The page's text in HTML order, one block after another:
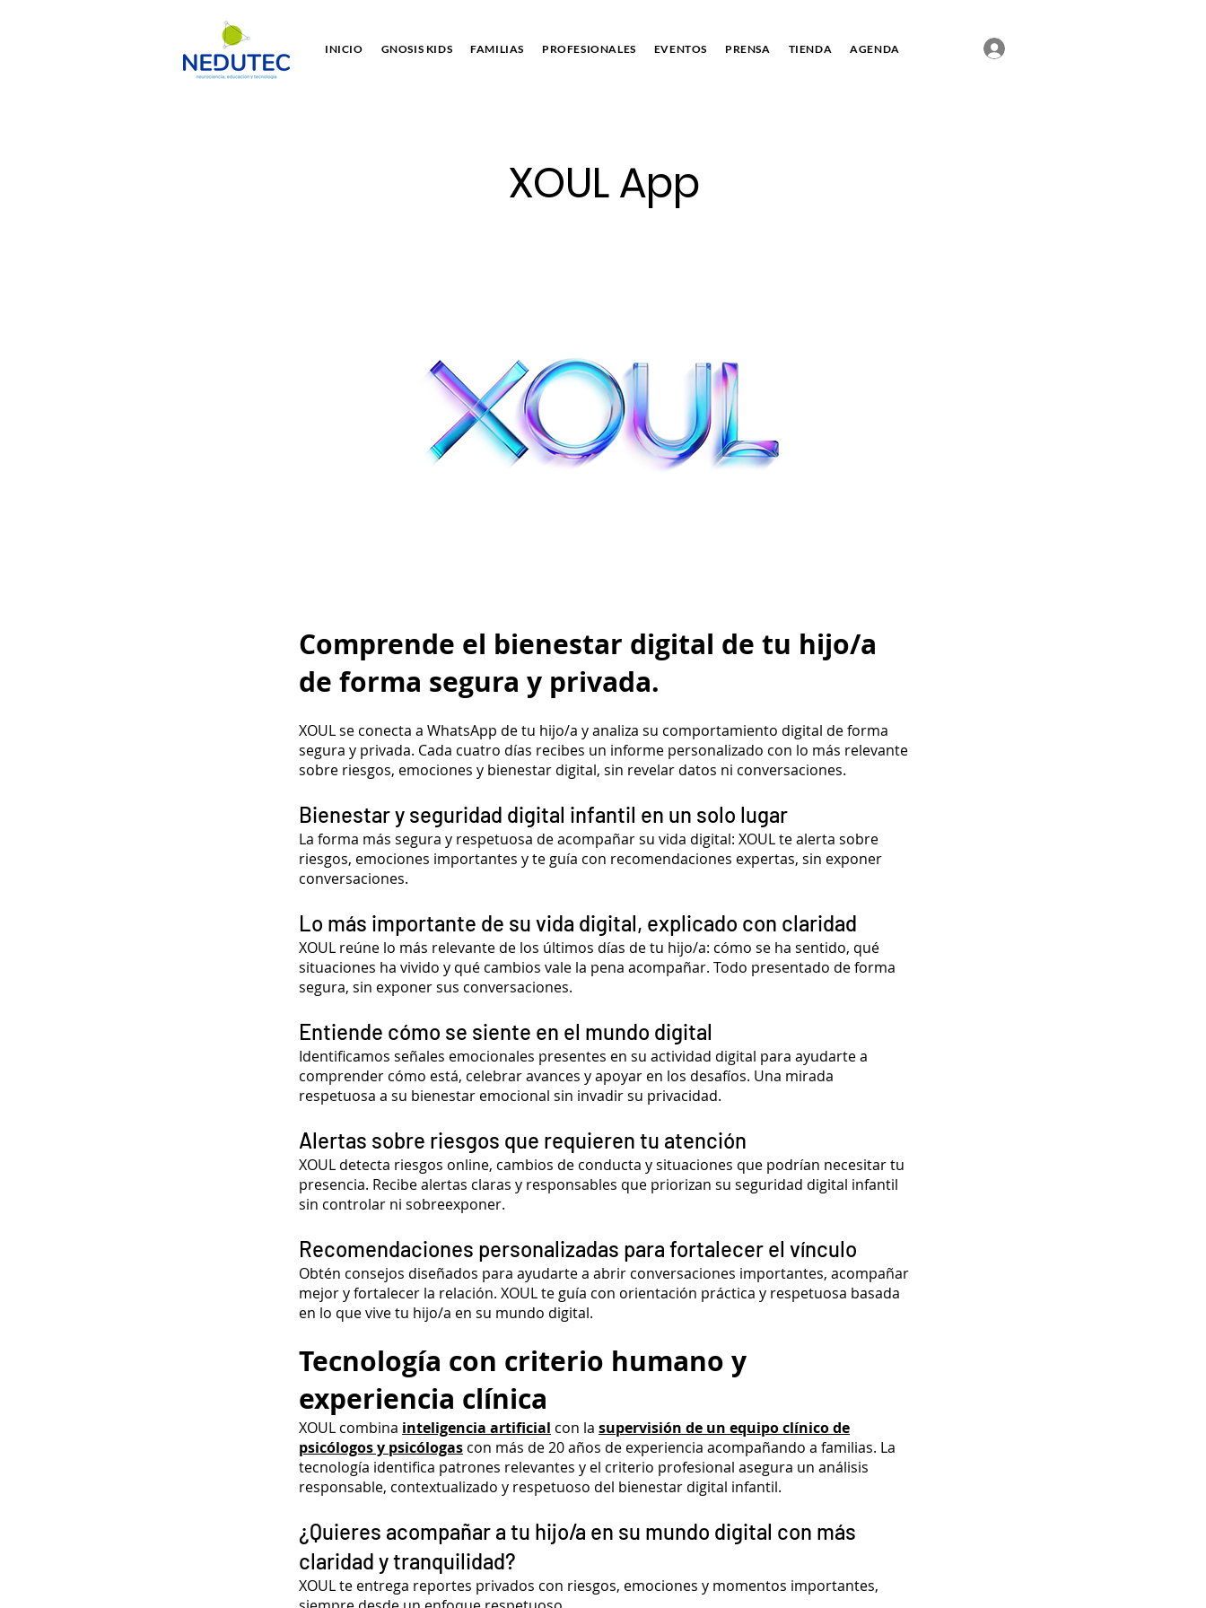
INICIO GNOSIS KIDS FAMILIAS PROFESIONALES EVENTOS PRENSA TIENDA AGENDA
XOUL App
Comprende el bienestar digital de tu hijo/a
de forma segura y privada.
XOUL se conecta a WhatsApp de tu hijo/a y analiza su comportamiento digital de forma
segura y privada. Cada cuatro días recibes un informe personalizado con lo más relevante
sobre riesgos, emociones y bienestar digital, sin revelar datos ni conversaciones.
Bienestar y seguridad digital infantil en un solo lugar
La forma más segura y respetuosa de acompañar su vida digital: XOUL te alerta sobre
riesgos, emociones importantes y te guía con recomendaciones expertas, sin exponer
conversaciones.
Lo más importante de su vida digital, explicado con claridad
XOUL reúne lo más relevante de los últimos días de tu hijo/a: cómo se ha sentido, qué
situaciones ha vivido y qué cambios vale la pena acompañar. Todo presentado de forma
segura, sin exponer sus conversaciones.
Entiende cómo se siente en el mundo digital
Identificamos señales emocionales presentes en su actividad digital para ayudarte a
comprender cómo está, celebrar avances y apoyar en los desafíos. Una mirada
respetuosa a su bienestar emocional sin invadir su privacidad.
Alertas sobre riesgos que requieren tu atención
XOUL detecta riesgos online, cambios de conducta y situaciones que podrían necesitar tu
presencia. Recibe alertas claras y responsables que priorizan su seguridad digital infantil
sin controlar ni sobreexponer.
Recomendaciones personalizadas para fortalecer el vínculo
Obtén consejos diseñados para ayudarte a abrir conversaciones importantes, acompañar
mejor y fortalecer la relación. XOUL te guía con orientación práctica y respetuosa basada
en lo que vive tu hijo/a en su mundo digital.
Tecnología con criterio humano y
experiencia clínica
XOUL combina inteligencia artificial con la supervisión de un equipo clínico de
psicólogos y psicólogas con más de 20 años de experiencia acompañando a familias. La
tecnología identifica patrones relevantes y el criterio profesional asegura un análisis
responsable, contextualizado y respetuoso del bienestar digital infantil.
¿Quieres acompañar a tu hijo/a en su mundo digital con más
claridad y tranquilidad?
XOUL te entrega reportes privados con riesgos, emociones y momentos importantes,